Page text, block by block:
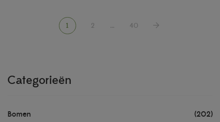
1 2 … 40
Categorieën
Bomen (202)